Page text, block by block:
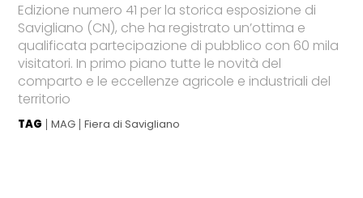
Edizione numero 41 per la storica esposizione di
Savigliano (CN), che ha registrato un’ottima e
qualificata partecipazione di pubblico con 60 mila
visitatori. In primo piano tutte le novità del
comparto e le eccellenze agricole e industriali del
territorio
TAG MAG Fiera di Savigliano